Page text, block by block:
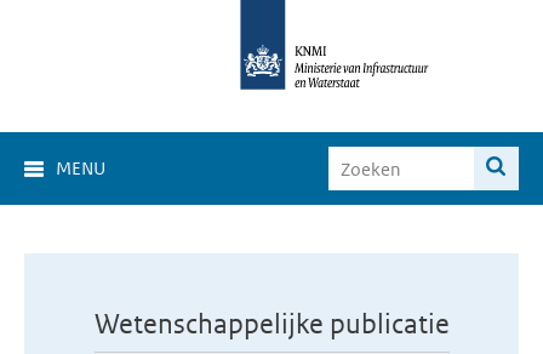
MENU
Wetenschappelijke publicatie